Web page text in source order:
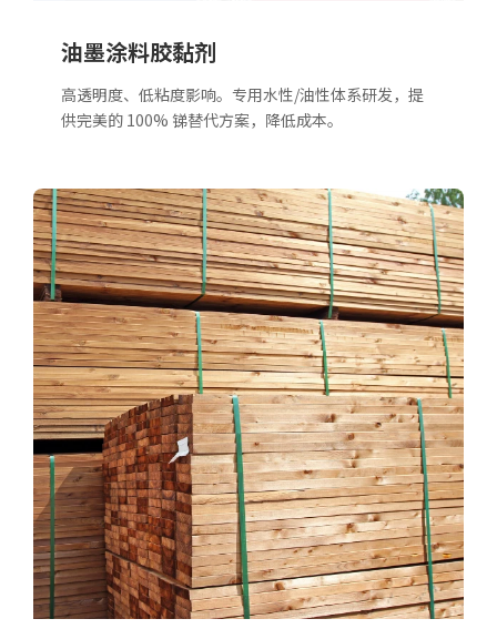
油墨涂料胶黏剂
高透明度、低粘度影响。专用水性/油性体系研发，提
供完美的 100% 锑替代方案，降低成本。